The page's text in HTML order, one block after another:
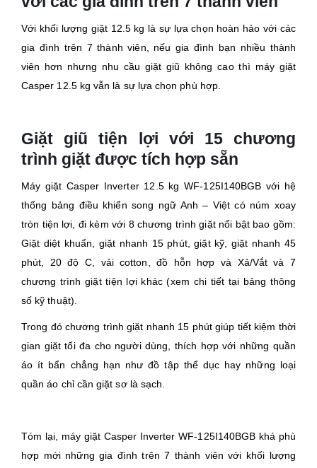
Với khối lượng giặt 12.5 kg là sự lựa chọn hoàn hảo với các
gia đình trên 7 thành viên, nếu gia đình bạn nhiều thành
viên hơn nhưng nhu cầu giặt giũ không cao thì máy giặt
Casper 12.5 kg vẫn là sự lựa chọn phù hợp.
Giặt giũ tiện lợi với 15 chương
trình giặt được tích hợp sẵn
Máy giặt Casper Inverter 12.5 kg WF-125I140BGB với hệ
thống bảng điều khiển song ngữ Anh – Việt có núm xoay
tròn tiện lợi, đi kèm với 8 chương trình giặt nổi bật bao gồm:
Giặt diệt khuẩn, giặt nhanh 15 phút, giặt kỹ, giặt nhanh 45
phút, 20 độ C, vải cotton, đồ hỗn hợp và Xả/Vắt và 7
chương trình giặt tiện lợi khác (xem chi tiết tại bảng thông
số kỹ thuật).
Trong đó chương trình giặt nhanh 15 phút giúp tiết kiệm thời
gian giặt tối đa cho người dùng, thích hợp với những quần
áo ít bẩn chẳng hạn như đồ tập thể dục hay những loại
quần áo chỉ cần giặt sơ là sạch.
Tóm lại, máy giặt Casper Inverter WF-125I140BGB khá phù
hợp mới những gia đình trên 7 thành viên với khối lượng